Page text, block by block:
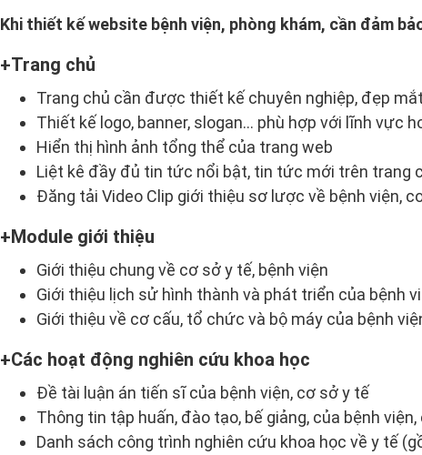
Khi thiết kế website bệnh viện, phòng khám, cần đảm
Trang chủ
Trang chủ cần được thiết kế chuyên nghiệp, đẹp
Thiết kế logo, banner, slogan… phù hợp với lĩnh vực
Hiển thị hình ảnh tổng thể của trang web
Liệt kê đầy đủ tin tức nổi bật, tin tức mới trên trang
Đăng tải Video Clip giới thiệu sơ lược về bệnh viện,
Module giới thiệu
Giới thiệu chung về cơ sở y tế, bệnh viện
Giới thiệu lịch sử hình thành và phát triển của bệnh
Giới thiệu về cơ cấu, tổ chức và bộ máy của bệnh
Các hoạt động nghiên cứu khoa học
Đề tài luận án tiến sĩ của bệnh viện, cơ sở y tế
Thông tin tập huấn, đào tạo, bế giảng, của bệnh
Danh sách công trình nghiên cứu khoa học về y tế